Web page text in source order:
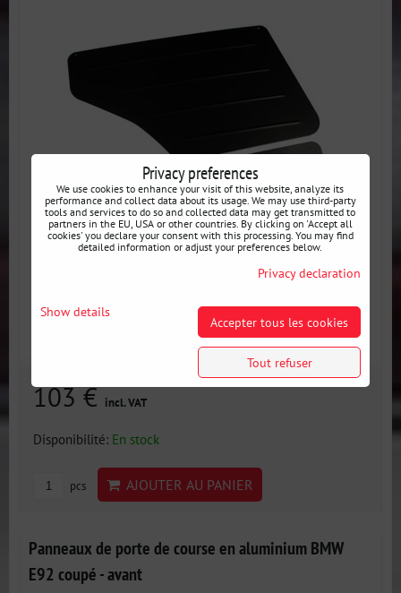
103 €incl. VAT
Disponibilité: En stock
pcs AJOUTER AU PANIER
Panneaux de porte de course en aluminium BMW
E92 coupé - avant
Privacy preferences
We use cookies to enhance your visit of this website, analyze its
performance and collect data about its usage. We may use third-party
tools and services to do so and collected data may get transmitted to
partners in the EU, USA or other countries. By clicking on 'Accept all
cookies' you declare your consent with this processing. You may find
detailed information or adjust your preferences below.
Privacy declaration
Show details
Accepter tous les cookies
Tout refuser